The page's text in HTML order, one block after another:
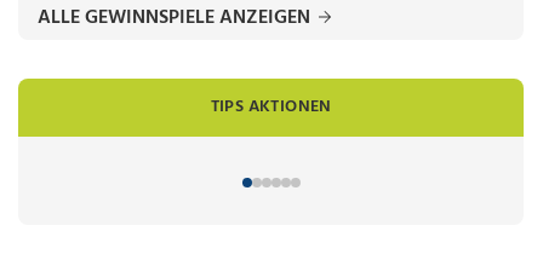
ALLE GEWINNSPIELE ANZEIGEN
TIPS AKTIONEN